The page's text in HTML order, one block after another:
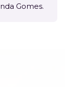
Gomes.